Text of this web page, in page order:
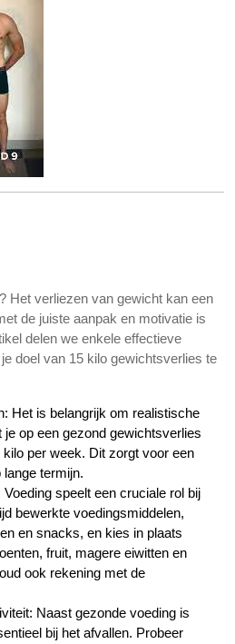
Het verliezen van gewicht kan een
de juiste aanpak en motivatie is
delen we enkele effectieve
doel van 15 kilo gewichtsverlies te
Het is belangrijk om realistische
je op een gezond gewichtsverlies
per week. Dit zorgt voor een
termijn.
speelt een cruciale rol bij
bewerkte voedingsmiddelen,
en snacks, en kies in plaats
fruit, magere eiwitten en
ook rekening met de
Naast gezonde voeding is
bij het afvallen. Probeer